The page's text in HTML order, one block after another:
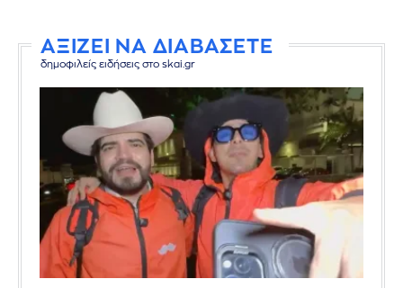
ΑΞΙΖΕΙ ΝΑ ΔΙΑΒΑΣΕΤΕ
δημοφιλείς ειδήσεις στο skai.gr